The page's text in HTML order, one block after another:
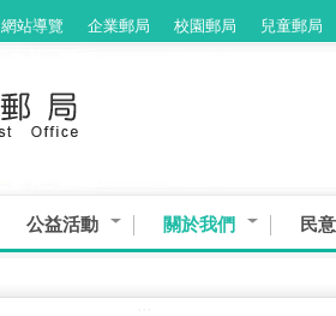
網站導覽 企業郵局 校園郵局 兒童郵局
公益活動 關於我們 民